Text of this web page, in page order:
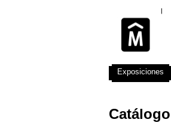
Exposiciones